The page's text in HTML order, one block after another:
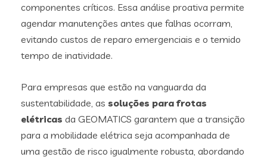
componentes críticos. Essa análise proativa permite
agendar manutenções antes que falhas ocorram,
evitando custos de reparo emergenciais e o temido
tempo de inatividade.
Para empresas que estão na vanguarda da
sustentabilidade, as soluções para frotas
elétricas da GEOMATICS garantem que a transição
para a mobilidade elétrica seja acompanhada de
uma gestão de risco igualmente robusta, abordando